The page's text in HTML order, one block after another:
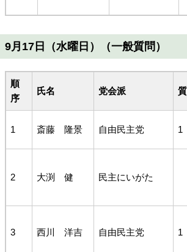
9月17日（水曜日）（一般質問）
順
序
氏名 党会派
1 斎藤 隆景 自由民主党 1
2 大渕 健 民主にいがた
3 西川 洋吉 自由民主党 1